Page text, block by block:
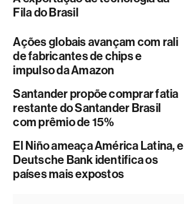
Fila do Brasil
Ações globais avançam com rali
de fabricantes de chips e
impulso da Amazon
Santander propõe comprar fatia
restante do Santander Brasil
com prêmio de 15%
El Niño ameaça América Latina, e
Deutsche Bank identifica os
países mais expostos